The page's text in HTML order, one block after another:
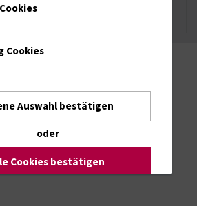
Cookies
Auswahl bestätigen
oder
Cookies bestätigen